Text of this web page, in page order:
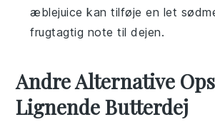
æblejuice kan tilføje en let
frugtagtig note til dejen.
Andre Alternative
Lignende Butterdej